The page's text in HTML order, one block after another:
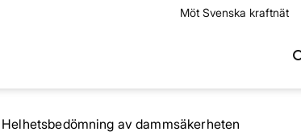
Möt Svenska kraftnät
Helhetsbedömning av dammsäkerheten